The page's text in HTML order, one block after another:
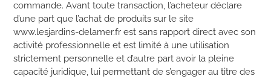
commande. Avant toute transaction, l’acheteur déclare
d’une part que l’achat de produits sur le site
www.lesjardins-delamer.fr est sans rapport direct avec son
activité professionnelle et est limité à une utilisation
strictement personnelle et d’autre part avoir la pleine
capacité juridique, lui permettant de s’engager au titre des